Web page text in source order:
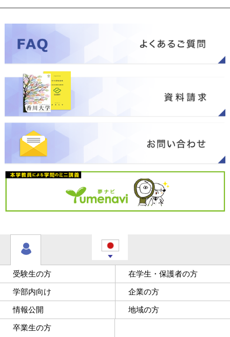
受験生の方 在学生・保護者の方
学部内向け 企業の方
情報公開 地域の方
卒業生の方